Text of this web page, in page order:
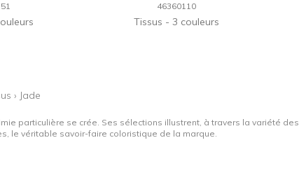
46360110
Tissus 3 couleurs
› Jade
particulière se crée. Ses sélections illustrent, à travers la variété des
le véritable savoir-faire coloristique de la marque.